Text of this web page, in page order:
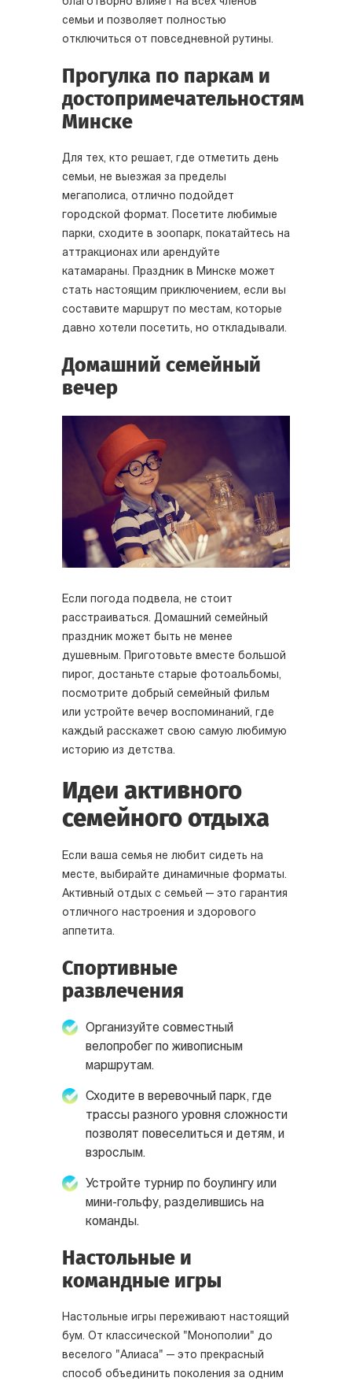
семьи и позволяет полностью
отключиться от повседневной рутины.
Прогулка по паркам и
достопримечательностям
Минске
Для тех, кто решает, где отметить день
семьи, не выезжая за пределы
мегаполиса, отлично подойдет
городской формат. Посетите любимые
парки, сходите в зоопарк, покатайтесь на
аттракционах или арендуйте
катамараны. Праздник в Минске может
стать настоящим приключением, если вы
составите маршрут по местам, которые
давно хотели посетить, но откладывали.
Домашний семейный
вечер
Если погода подвела, не стоит
расстраиваться. Домашний семейный
праздник может быть не менее
душевным. Приготовьте вместе большой
пирог, достаньте старые фотоальбомы,
посмотрите добрый семейный фильм
или устройте вечер воспоминаний, где
каждый расскажет свою самую любимую
историю из детства.
Идеи активного
семейного отдыха
Если ваша семья не любит сидеть на
месте, выбирайте динамичные форматы.
Активный отдых с семьей — это гарантия
отличного настроения и здорового
аппетита.
Спортивные
развлечения
Организуйте совместный
велопробег по живописным
маршрутам.
Сходите в веревочный парк, где
трассы разного уровня сложности
позволят повеселиться и детям, и
взрослым.
Устройте турнир по боулингу или
мини-гольфу, разделившись на
команды.
Настольные и
командные игры
Настольные игры переживают настоящий
бум. От классической "Монополии" до
веселого "Алиаса" — это прекрасный
способ объединить поколения за одним